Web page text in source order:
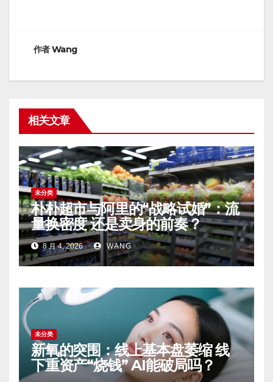
作者Wang
相关文章
未分类
朴朴超市与阿里的“战略试婚”：流
量换密度 还是卖身的前奏？
8 月 4, 2026 WANG
未分类
新氧的突围：线上基本盘萎缩 线
下重资产“烧钱” AI能破局吗？